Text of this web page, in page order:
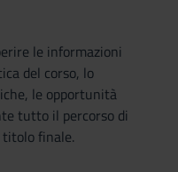
le informazioni
del corso, lo
le opportunità
tutto il percorso di
finale.